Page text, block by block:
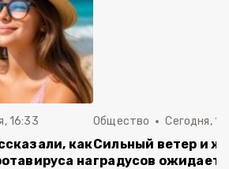
16:33
как
на
Общество Сегодня,
Сильный ветер и
градусов